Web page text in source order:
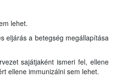
lehet.
eljárás a betegség megállapítása
sajátjaként ismeri fel, ellene
ellene immunizálni sem lehet.